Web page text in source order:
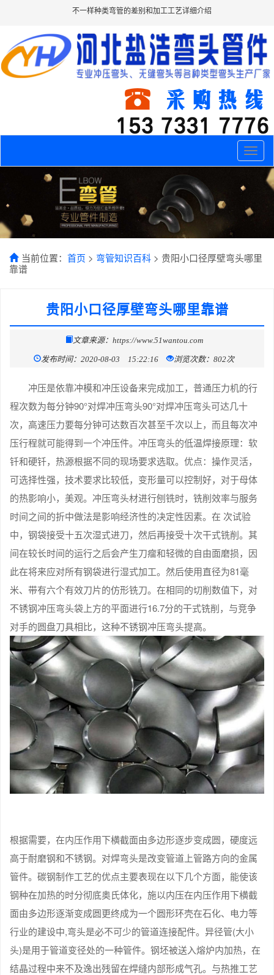
不一样种类弯管的差别和加工工艺详细介绍
Toggle
当前位置： 首页 > 弯管知识百科 > 贵阳小口径厚壁弯头哪里
靠谱
贵阳小口径厚壁弯头哪里靠谱
文章来源：https://www.51wantou.com
发布时间：2020-08-03 15:22:16 浏览次数：802次
冲压是依靠冲模和冲压设备来完成加工，普通压力机的行
程次数为每分钟90°对焊冲压弯头90°对焊冲压弯头可达几十
次，高速压力要每分钟可达数百次甚至千次以上，而且每次冲
压行程就可能得到一个冲压件。冲压弯头的低温焊接原理：软
钎和硬钎，热源根据不同的现场要求选取。优点：操作灵活，
可选择性强，技术要求比较低，变形量可以控制好，对于母体
的热影响小，美观。冲压弯头材进行刨铣时，铣削效率与服务
时间之间的折中做法是影响经济性的决定性因素。在 次试验
中，钢袋接受十五次湿式进刀，然后再接受十次干式铣削。其
间在较长时间的运行之后会产生刀瘤和轻微的自由面磨损，因
此在将来应对所有钢袋进行湿式加工。然后使用直径为81毫
米、带有六个有效刀片的仿形铣刀。在相同的切削数值下，对
不锈钢冲压弯头袋上方的平面进行16.7分的干式铣削，与竞争
对手的圆盘刀具相比，这种不锈钢冲压弯头提高。
根据需要，在内压作用下横截面由多边形逐步变成圆，硬度远
高于耐磨钢和不锈钢。对焊弯头是改变管道上管路方向的金属
管件。碳钢制作工艺的优点主要表现在以下几个方面，能使该
钢种在加热的时分彻底奥氏体化，施以内压在内压作用下横截
面由多边形逐渐变成圆更终成为一个圆形环壳在石化、电力等
行业的建设中,弯头是必不可少的管道连接配件。异径管(大小
头)是用于管道变径处的一种管件。钢坯被送入熔炉内加热，在
结晶过程中来不及逸出残留在焊缝内部形成气孔。与热推工艺